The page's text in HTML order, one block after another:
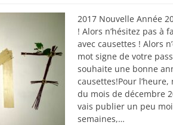
2017 Nouvelle Année
! Alors n’hésitez pas à
avec causettes ! Alors
mot signe de votre
souhaite une bonne
causettes!Pour
du mois de décembre
vais publier un peu
semaines,…